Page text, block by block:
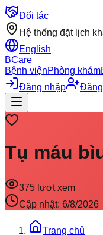
Đối tác
Hệ thống đặt lịch
English
BCare
Bệnh việnPhòng khám
Đăng nhập
Tụ máu
375 lượt xem
Cập nhật: 6/8/2026
Trang chủ